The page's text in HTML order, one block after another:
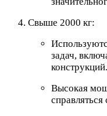
Свыше 2000 кг:
задач,
конструкций.
Высокая